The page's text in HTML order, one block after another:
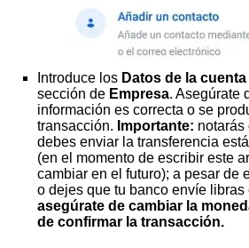
Introduce los Datos de la cuenta
sección de Empresa. Asegúrate
información es correcta o se
transacción. Importante: notarás
debes enviar la transferencia
(en el momento de escribir este
cambiar en el futuro); a pesar de
o dejes que tu banco envíe libras
asegúrate de cambiar la
de confirmar la transacción.